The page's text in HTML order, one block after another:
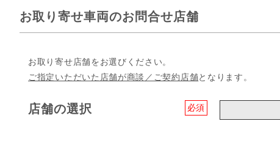
お取り寄せ車両のお問合せ店舗
お取り寄せ店舗をお選びください。
ご指定いただいた店舗が商談／ご契約店舗となります。
必須
店舗の選択